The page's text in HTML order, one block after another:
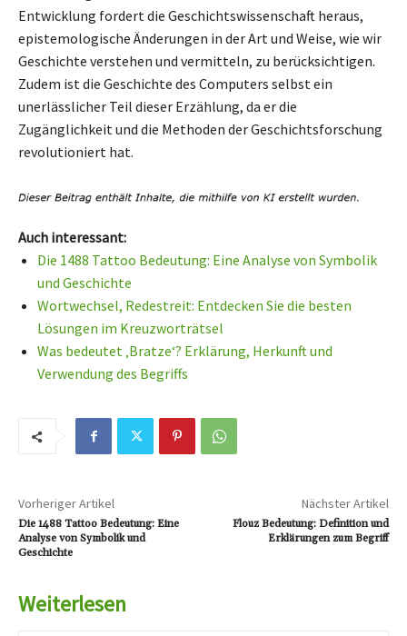
Entwicklung fordert die Geschichtswissenschaft heraus,
epistemologische Änderungen in der Art und Weise, wie wir
Geschichte verstehen und vermitteln, zu berücksichtigen.
Zudem ist die Geschichte des Computers selbst ein
unerlässlicher Teil dieser Erzählung, da er die
Zugänglichkeit und die Methoden der Geschichtsforschung
revolutioniert hat.
Auch interessant:
Die 1488 Tattoo Bedeutung: Eine Analyse von Symbolik
und Geschichte
Wortwechsel, Redestreit: Entdecken Sie die besten
Lösungen im Kreuzworträtsel
Was bedeutet ‚Bratze‘? Erklärung, Herkunft und
Verwendung des Begriffs
Vorheriger Artikel
Die 1488 Tattoo Bedeutung: Eine
Analyse von Symbolik und
Geschichte
Nächster Artikel
Flouz Bedeutung: Definition und
Erklärungen zum Begriff
Weiterlesen